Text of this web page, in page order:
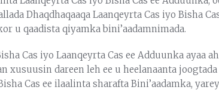
Dhaqdhaqaaqa Laanqeyrta Cas iyo Bisha
u qaadista qiyamka bini’aadamnimada.
Cas iyo Laanqeyrta Cas ee Adduunka ayaa
xusuusin dareen leh ee u heelanaanta joogtada
Cas ee ilaalinta sharafta Bini’aadamka,